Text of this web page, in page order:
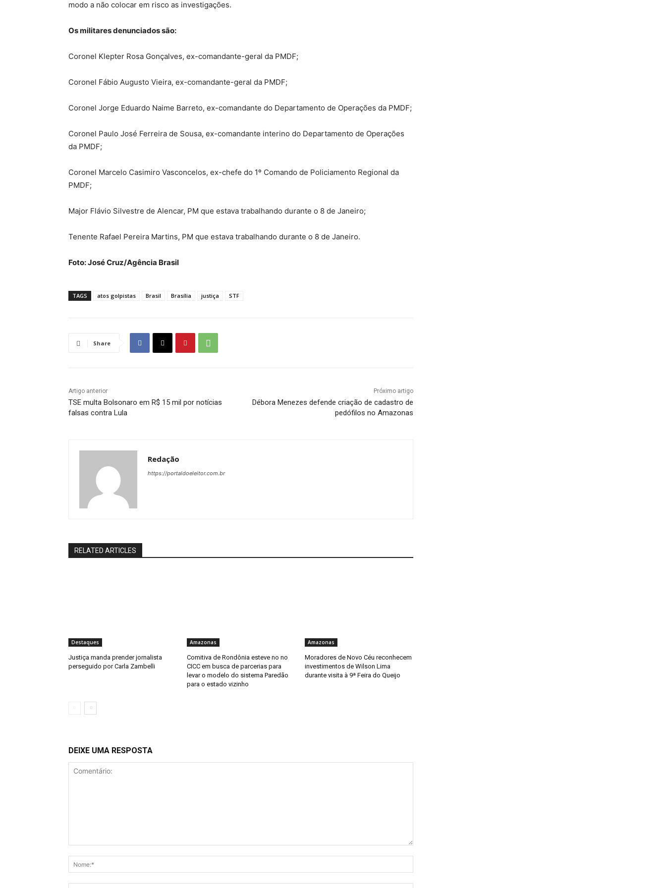
modo a não colocar em risco as investigações.
Os militares denunciados são:
Coronel Klepter Rosa Gonçalves, ex-comandante-geral da PMDF;
Coronel Fábio Augusto Vieira, ex-comandante-geral da PMDF;
Coronel Jorge Eduardo Naime Barreto, ex-comandante do Departamento de Operações da PMDF;
Coronel Paulo José Ferreira de Sousa, ex-comandante interino do Departamento de Operações
da PMDF;
Coronel Marcelo Casimiro Vasconcelos, ex-chefe do 1º Comando de Policiamento Regional da
PMDF;
Major Flávio Silvestre de Alencar, PM que estava trabalhando durante o 8 de Janeiro;
Tenente Rafael Pereira Martins, PM que estava trabalhando durante o 8 de Janeiro.
Foto: José Cruz/Agência Brasil
TAGS atos golpistas Brasil Brasília justiça STF
Share
Artigo anterior
TSE multa Bolsonaro em R$ 15 mil por notícias
falsas contra Lula
Próximo artigo
Débora Menezes defende criação de cadastro de
pedófilos no Amazonas
Redação
https://portaldoeleitor.com.br
RELATED ARTICLES
Destaques
Justiça manda prender jornalista
perseguido por Carla Zambelli
Amazonas
Comitiva de Rondônia esteve no no
CICC em busca de parcerias para
levar o modelo do sistema Paredão
para o estado vizinho
Amazonas
Moradores de Novo Céu reconhecem
investimentos de Wilson Lima
durante visita à 9ª Feira do Queijo
DEIXE UMA RESPOSTA